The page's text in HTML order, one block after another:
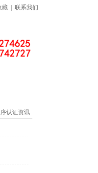
藏 联系我们
认证资讯